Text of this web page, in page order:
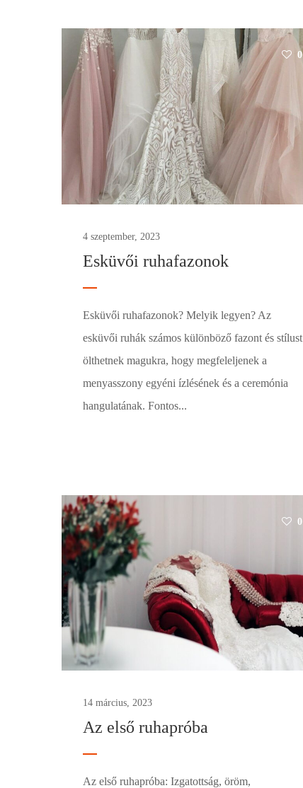
0
4 szeptember, 2023
Esküvői ruhafazonok
Esküvői ruhafazonok? Melyik legyen? Az
esküvői ruhák számos különböző fazont és stílust
ölthetnek magukra, hogy megfeleljenek a
menyasszony egyéni ízlésének és a ceremónia
hangulatának. Fontos...
0
14 március, 2023
Az első ruhapróba
Az első ruhapróba: Izgatottság, öröm,